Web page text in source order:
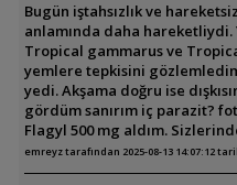
Bugün iştahsızlık ve
anlamında daha hareketliydi.
Tropical gammarus ve
yemlere tepkisini
yedi. Akşama doğru ise
gördüm sanırım iç parazit?
Flagyl 500 mg aldım.
emreyz tarafından 2025-08-13 14:07:12